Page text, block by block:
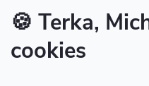
🍪 Terka,
cookies
Instagram